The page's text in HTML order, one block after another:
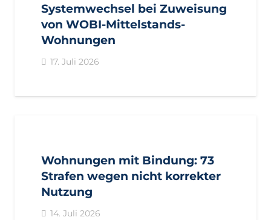
Systemwechsel bei Zuweisung
von WOBI-Mittelstands-
Wohnungen
17. Juli 2026
Wohnungen mit Bindung: 73
Strafen wegen nicht korrekter
Nutzung
14. Juli 2026